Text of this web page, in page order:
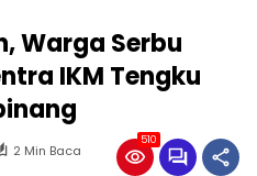
Warga Serbu
IKM Tengku
2 Min Baca
510